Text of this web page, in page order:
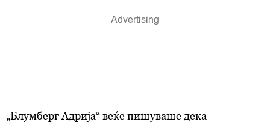
„Блумберг Адрија“ веќе пишуваше дека